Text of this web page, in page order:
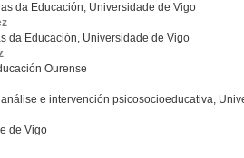
da Educación, Universidade de Vigo
da Educación, Universidade de Vigo
Ourense
e intervención psicosocioeducativa,
de Vigo